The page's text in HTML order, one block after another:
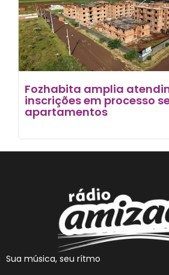
Fozhabita amplia
inscrições em processo
apartamentos
Sua música, seu rítmo